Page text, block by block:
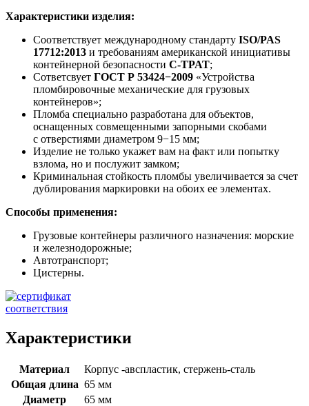
Характеристики изделия:
Соответствует международному стандарту ISO/PAS
17712:2013 и требованиям американской инициативы
контейнерной безопасности C-TPAT;
Сответсвует ГОСТ Р 53424−2009 «Устройства
пломбировочные механические для грузовых
контейнеров»;
Пломба специально разработана для объектов,
оснащенных совмещенными запорными скобами
с отверстиями диаметром 9−15 мм;
Изделие не только укажет вам на факт или попытку
взлома, но и послужит замком;
Криминальная стойкость пломбы увеличивается за счет
дублирования маркировки на обоих ее элементах.
Способы применения:
Грузовые контейнеры различного назначения: морские
и железнодорожные;
Автотранспорт;
Цистерны.
Характеристики
Материал
Корпус -авспластик, стержень-сталь
Общая длина 65 мм
Диаметр
65 мм